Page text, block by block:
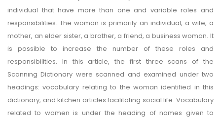
individual that have more than one and variable roles and
responsibilities. The woman is primarily an individual, a wife, a
mother, an elder sister, a brother, a friend, a business woman. It
is possible to increase the number of these roles and
responsibilities. In this article, the first three scans of the
Scannıng Dictionary were scanned and examined under two
headings: vocabulary relating to the woman identified in this
dictionary, and kitchen articles facilitating social life. Vocabulary
related to women is under the heading of names given to